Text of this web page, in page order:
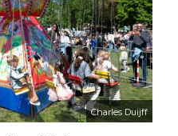
Charles Duijff